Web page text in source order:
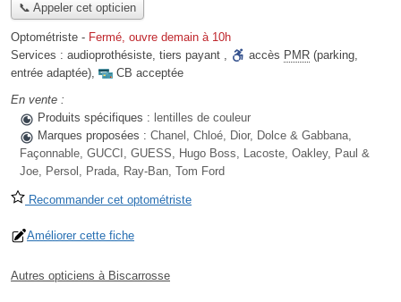
📞 Appeler cet opticien
Optométriste - Fermé, ouvre demain à 10h
Services : audioprothésiste, tiers payant , accès PMR (parking,
entrée adaptée),
CB acceptée
En vente :
Produits spécifiques : lentilles de couleur
Marques proposées : Chanel, Chloé, Dior, Dolce & Gabbana,
Façonnable, GUCCI, GUESS, Hugo Boss, Lacoste, Oakley, Paul &
Joe, Persol, Prada, Ray-Ban, Tom Ford
Recommander cet optométriste
Améliorer cette fiche
Autres opticiens à Biscarrosse